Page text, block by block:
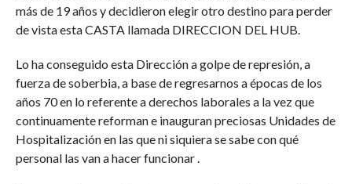
más de 19 años y decidieron elegir otro destino para perder
de vista esta CASTA llamada DIRECCION DEL HUB.
Lo ha conseguido esta Dirección a golpe de represión, a
fuerza de soberbia, a base de regresarnos a épocas de los
años 70 en lo referente a derechos laborales a la vez que
continuamente reforman e inauguran preciosas Unidades de
Hospitalización en las que ni siquiera se sabe con qué
personal las van a hacer funcionar .